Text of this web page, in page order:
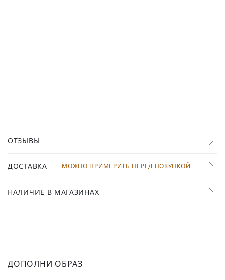
ОТЗЫВЫ
ДОСТАВКА МОЖНО ПРИМЕРИТЬ ПЕРЕД ПОКУПКОЙ
НАЛИЧИЕ В МАГАЗИНАХ
ДОПОЛНИ ОБРАЗ